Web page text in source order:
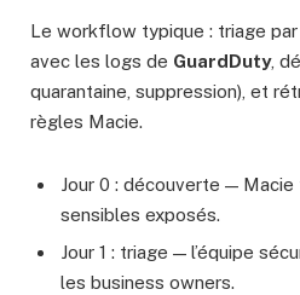
Le workflow typique : triage
avec les logs de GuardDuty,
quarantaine, suppression), et
règles Macie.
Jour 0 : découverte —
sensibles exposés.
Jour 1 : triage — l’équipe
les business owners.